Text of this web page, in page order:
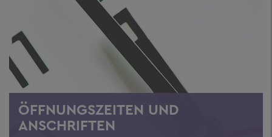
ÖFFNUNGSZEITEN UND
ANSCHRIFTEN